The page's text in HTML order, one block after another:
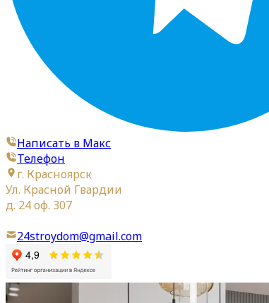
Написать в Макс
Телефон
г. Красноярск
Ул. Красной Гвардии
д. 24 оф. 307
24stroydom@gmail.com